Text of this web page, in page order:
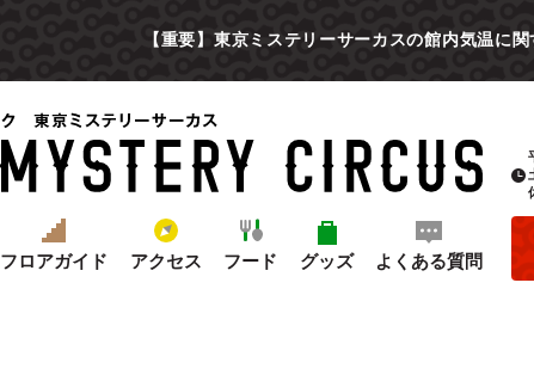
【重要】東京ミステリーサーカスの館内気温に
フロアガイド アクセス フード グッズ よくある質問